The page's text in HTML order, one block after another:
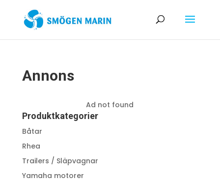
Annons
Ad not found
Produktkategorier
Båtar
Rhea
Trailers / Släpvagnar
Yamaha motorer